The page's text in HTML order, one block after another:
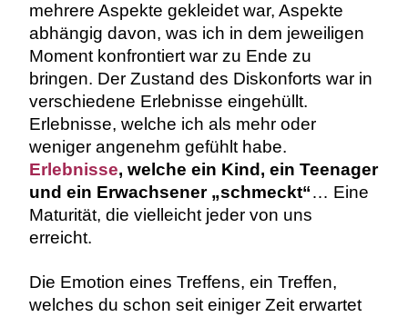
mehrere Aspekte gekleidet war, Aspekte
abhängig davon, was ich in dem jeweiligen
Moment konfrontiert war zu Ende zu
bringen. Der Zustand des Diskonforts war in
verschiedene Erlebnisse eingehüllt.
Erlebnisse, welche ich als mehr oder
weniger angenehm gefühlt habe.
Erlebnisse, welche ein Kind, ein Teenager
und ein Erwachsener „schmeckt“… Eine
Maturität, die vielleicht jeder von uns
erreicht.
Die Emotion eines Treffens, ein Treffen,
welches du schon seit einiger Zeit erwartet